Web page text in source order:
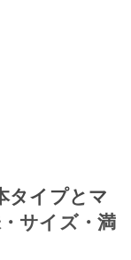
タイプとマ
サイズ・満